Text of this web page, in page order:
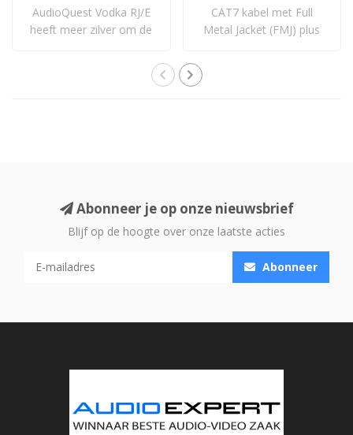
AudioQuest Vodka RJ/E
heeft meer zilver om de
CAT7 kabel met Full
Metal Jacket (FMJ) plus
Abonneer je op onze nieuwsbrief
Blijf op de hoogte over onze laatste acties
Abonneer